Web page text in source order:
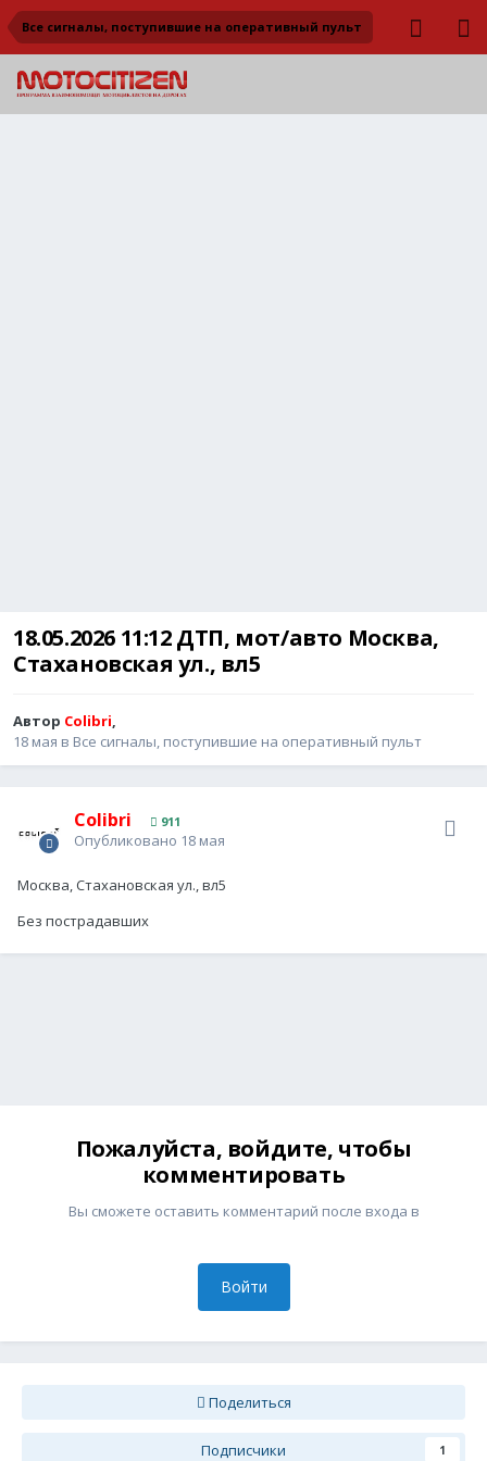
Все сигналы, поступившие на оперативный пульт
18.05.2026 11:12 ДТП, мот/авто Москва,
Стахановская ул., вл5
Автор Colibri,
18 мая в Все сигналы, поступившие на оперативный пульт
Colibri 911
Опубликовано 18 мая
Москва, Стахановская ул., вл5
Без пострадавших
Пожалуйста, войдите, чтобы
комментировать
Вы сможете оставить комментарий после входа в
Войти
Поделиться
Подписчики 1